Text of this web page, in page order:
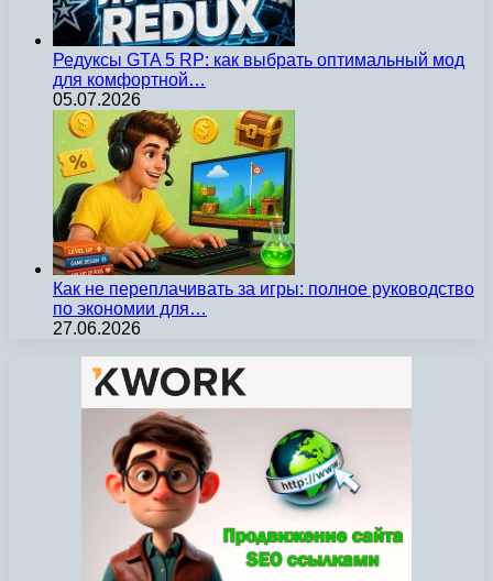
Редуксы GTA 5 RP: как выбрать оптимальный мод
для комфортной…
05.07.2026
Как не переплачивать за игры: полное руководство
по экономии для…
27.06.2026